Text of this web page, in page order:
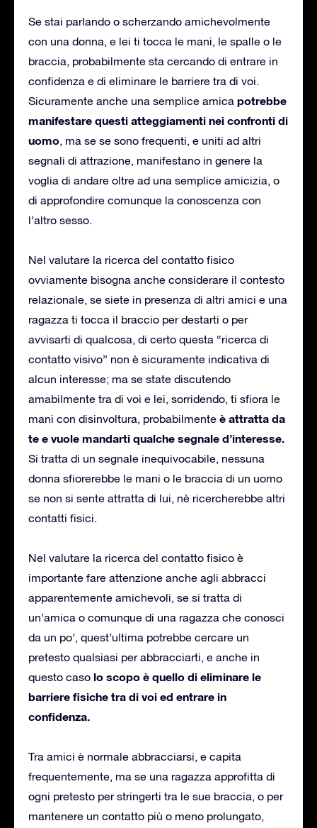
Se stai parlando o scherzando amichevolmente
con una donna, e lei ti tocca le mani, le spalle o le
braccia, probabilmente sta cercando di entrare in
confidenza e di eliminare le barriere tra di voi.
Sicuramente anche una semplice amica potrebbe
manifestare questi atteggiamenti nei confronti di
uomo, ma se se sono frequenti, e uniti ad altri
segnali di attrazione, manifestano in genere la
voglia di andare oltre ad una semplice amicizia, o
di approfondire comunque la conoscenza con
l’altro sesso.
Nel valutare la ricerca del contatto fisico
ovviamente bisogna anche considerare il contesto
relazionale, se siete in presenza di altri amici e una
ragazza ti tocca il braccio per destarti o per
avvisarti di qualcosa, di certo questa “ricerca di
contatto visivo” non è sicuramente indicativa di
alcun interesse; ma se state discutendo
amabilmente tra di voi e lei, sorridendo, ti sfiora le
mani con disinvoltura, probabilmente è attratta da
te e vuole mandarti qualche segnale d’interesse.
Si tratta di un segnale inequivocabile, nessuna
donna sfiorerebbe le mani o le braccia di un uomo
se non si sente attratta di lui, nè ricercherebbe altri
contatti fisici.
Nel valutare la ricerca del contatto fisico è
importante fare attenzione anche agli abbracci
apparentemente amichevoli, se si tratta di
un’amica o comunque di una ragazza che conosci
da un po’, quest’ultima potrebbe cercare un
pretesto qualsiasi per abbracciarti, e anche in
questo caso lo scopo è quello di eliminare le
barriere fisiche tra di voi ed entrare in
confidenza.
Tra amici è normale abbracciarsi, e capita
frequentemente, ma se una ragazza approfitta di
ogni pretesto per stringerti tra le sue braccia, o per
mantenere un contatto più o meno prolungato,